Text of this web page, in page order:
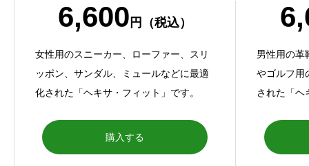
6,600 円（税込）
女性用のスニーカー、ローファー、スリ
ッポン、サンダル、ミュールなどに最適
化された「ヘキサ・フィット」です。
購入する
男性用の革
やゴルフ用
された「ヘ